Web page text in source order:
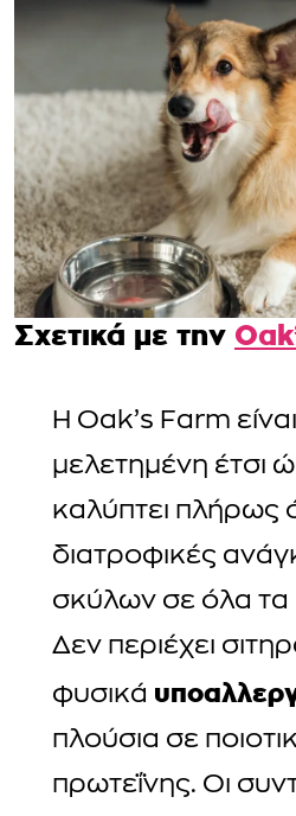
Σχετικά με την
Η Oak’s Farm
μελετημένη έτσι
καλύπτει πλήρως
διατροφικές
σκύλων σε όλα τα
Δεν περιέχει
φυσικά
πλούσια σε
πρωτεΐνης. Οι